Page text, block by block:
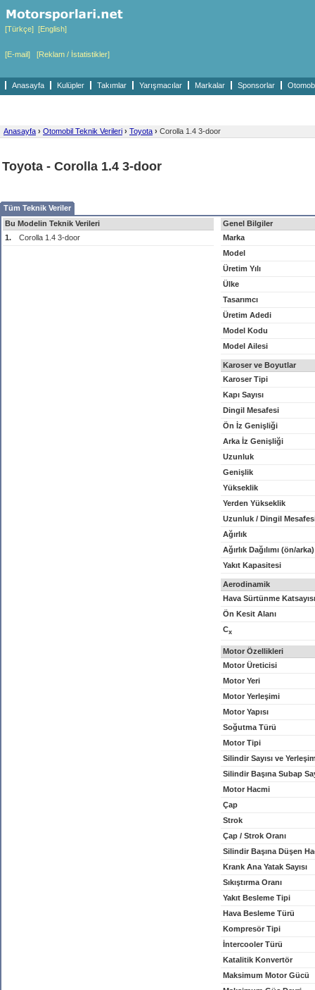
[Türkçe] [English]
[E-mail] [Reklam / İstatistikler]
Anasayfa Kulüpler Takımlar Yarışmacılar Markalar Sponsorlar
Anasayfa › Otomobil Teknik Verileri › Toyota › Corolla 1.4 3-door
Toyota - Corolla 1.4 3-door
Tüm Teknik Veriler
Bu Modelin Teknik Verileri
1.
Corolla 1.4 3-door
Genel Bilgiler
Marka
Model
Üretim Yılı
Ülke
Tasarımcı
Üretim Adedi
Model Kodu
Model Ailesi
Karoser ve Boyutlar
Karoser Tipi
Kapı Sayısı
Dingil Mesafesi
Ön İz Genişliği
Arka İz Genişliği
Uzunluk
Genişlik
Yükseklik
Yerden Yükseklik
Uzunluk / Dingil
Ağırlık
Ağırlık Dağılımı (ön/arka)
Yakıt Kapasitesi
Aerodinamik
Hava Sürtünme Katsayısı
Ön Kesit Alanı
Cx
Motor Özellikleri
Motor Üreticisi
Motor Yeri
Motor Yerleşimi
Motor Yapısı
Soğutma Türü
Motor Tipi
Silindir Sayısı ve
Silindir Başına Subap
Motor Hacmi
Çap
Strok
Çap / Strok Oranı
Silindir Başına Düşen
Krank Ana Yatak Sayısı
Sıkıştırma Oranı
Yakıt Besleme Tipi
Hava Besleme Türü
Kompresör Tipi
İntercooler Türü
Katalitik Konvertör
Maksimum Motor Gücü